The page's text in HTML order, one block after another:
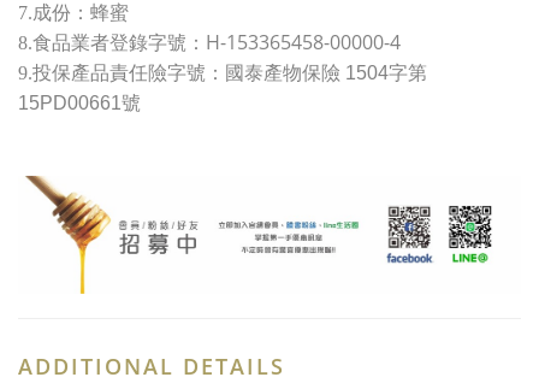
7.成份：蜂蜜
8.食品業者登錄字號： H-153365458-00000-4
9.投保產品責任險字號： 國泰產物保險 1504字第
15PD00661號
ADDITIONAL DETAILS